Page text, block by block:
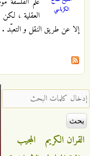
الكرباسي
العقلية ، لكن
إلا عن طريق النقل و التعبّد .
‏إدخال كلمات البحث ‏
القران الكريم
المجيب